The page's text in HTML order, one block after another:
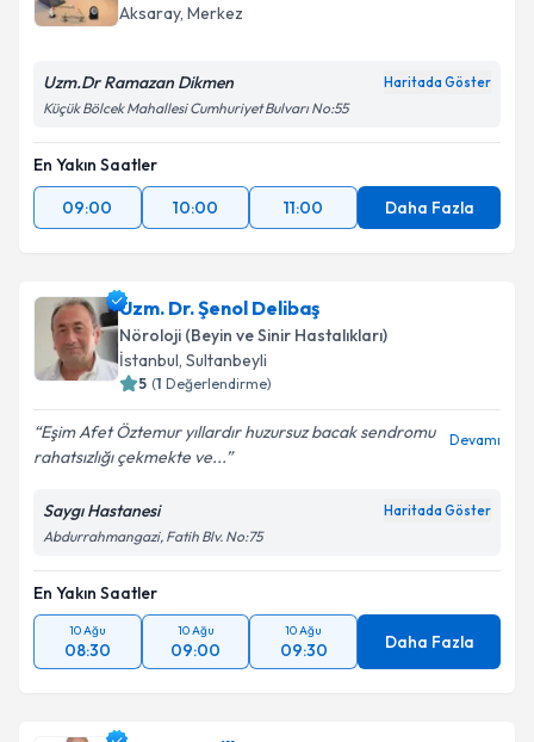
E-posta Adresiniz
Kişisel verilerimin işlenmesine ilişkinAydınlatma
Metni
kapsamda işlenmesini kabul ediyorum.
Aksaray, Merkez
Uzm.Dr Ramazan Dikmen Haritada Göster
Küçük Bölcek Mahallesi Cumhuriyet Bulvarı No:55
En Yakın Saatler
09:00
10:00 11:00 Daha Fazla
Uzm. Dr. Şenol Delibaş
Nöroloji (Beyin ve Sinir Hastalıkları)
İstanbul, Sultanbeyli
5 (1 Değerlendirme)
Eşim Afet Öztemur yıllardır huzursuz bacak sendromu
rahatsızlığı çekmekte ve...
Devamı
Saygı Hastanesi Haritada Göster
Abdurrahmangazi, Fatih Blv. No:75
En Yakın Saatler
10 Ağu
08:30
10 Ağu
09:00
10 Ağu
09:30 Daha Fazla